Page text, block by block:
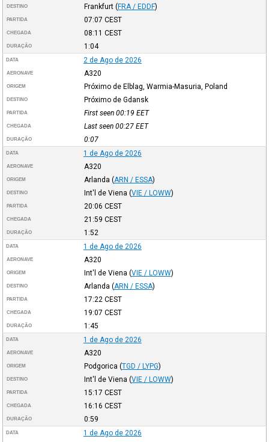
DESTINO Frankfurt (FRA / EDDF)
PARTIDA 07:07 CEST
CHEGADA 08:11 CEST
DURAÇÃO 1:04
DATA 2 de Ago de 2026
AERONAVE A320
ORIGEM Próximo de Elblag, Warmia-Masuria, Poland
DESTINO Próximo de Gdansk
PARTIDA First seen 00:19 EET
CHEGADA Last seen 00:27 EET
DURAÇÃO 0:07
DATA 1 de Ago de 2026
AERONAVE A320
ORIGEM Arlanda (ARN / ESSA)
DESTINO Int'l de Viena (VIE / LOWW)
PARTIDA 20:06 CEST
CHEGADA 21:59 CEST
DURAÇÃO 1:52
DATA 1 de Ago de 2026
AERONAVE A320
ORIGEM Int'l de Viena (VIE / LOWW)
DESTINO Arlanda (ARN / ESSA)
PARTIDA 17:22 CEST
CHEGADA 19:07 CEST
DURAÇÃO 1:45
DATA 1 de Ago de 2026
AERONAVE A320
ORIGEM Podgorica (TGD / LYPG)
DESTINO Int'l de Viena (VIE / LOWW)
PARTIDA 15:17 CEST
CHEGADA 16:16 CEST
DURAÇÃO 0:59
DATA 1 de Ago de 2026